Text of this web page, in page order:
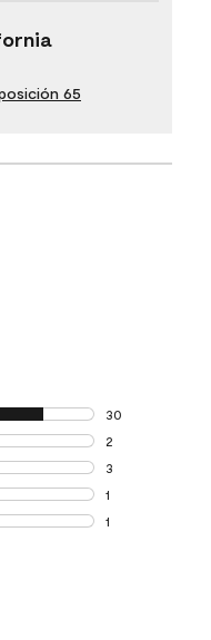
65
30
30 reviews with
2
2 reviews with 4
3
3 reviews with 3
1
1 review with 2
1